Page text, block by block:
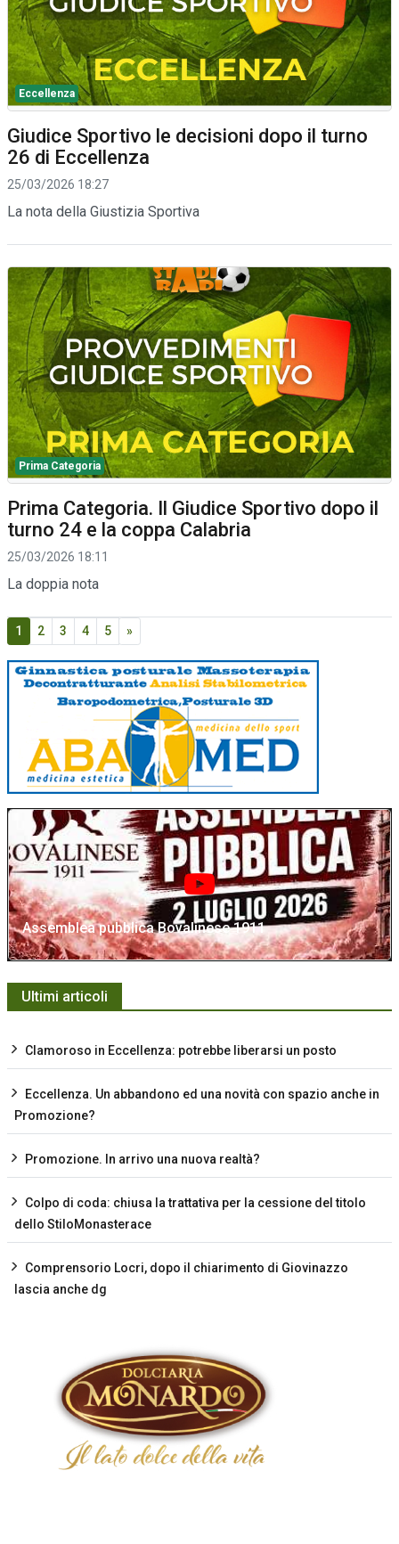
Eccellenza
Giudice Sportivo le decisioni dopo il turno
26 di Eccellenza
25/03/2026 18:27
La nota della Giustizia Sportiva
Prima Categoria
Prima Categoria. Il Giudice Sportivo dopo il
turno 24 e la coppa Calabria
25/03/2026 18:11
La doppia nota
1 2 3 4 5 »
Assemblea pubblica Bovalinese 1911
Ultimi articoli
Clamoroso in Eccellenza: potrebbe liberarsi un posto
Eccellenza. Un abbandono ed una novità con spazio anche in
Promozione?
Promozione. In arrivo una nuova realtà?
Colpo di coda: chiusa la trattativa per la cessione del titolo
dello StiloMonasterace
Comprensorio Locri, dopo il chiarimento di Giovinazzo
lascia anche dg